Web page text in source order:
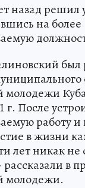
назад решил
на более
был
молодежи
г. После
работу и
в жизни
лет никак не
рассказали в
молодежи.